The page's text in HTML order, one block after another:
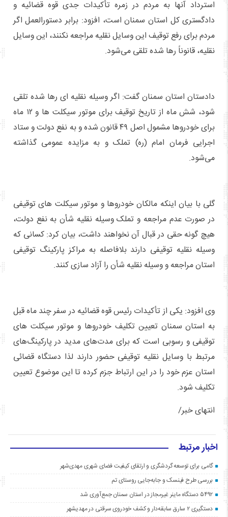
استرداد آنها به مردم در زمره تأکیدات جدی قوه قضائیه و
دادگستری کل استان سمنان است، افزود: برابر دستورالعمل اگر
مردم برای رفع توقیف این وسایل نقلیه مراجعه نکنند، این وسایل
نقلیه، قانوناً رها شده تلقی می‌شود.
دادستان استان سمنان گفت: اگر وسیله نقلیه ای رها شده تلقی
شود، شش ماه از تاریخ توقیف برای موتور سیکلت ها و ۱۲ ماه
برای خودروها مشمول اصل ۴۹ قانون شده و به نفع دولت و ستاد
اجرایی فرمان امام (ره) تملک و به مزایده عمومی گذاشته
می‌شود.
گلی با بیان اینکه مالکان خودروها و موتور سیکلت های توقیفی
در صورت عدم مراجعه و تملک وسیله نقلیه شأن به نفع دولت،
هیچ گونه حقی در قبال آن نخواهند داشت، بیان کرد: کسانی که
وسیله نقلیه توقیفی دارند بلافاصله به مراکز پارکینگ توقیفی
استان مراجعه و وسیله نقلیه شأن را آزاد سازی کنند.
وی افزود: یکی از تأکیدات رئیس قوه قضائیه در سفر چند ماه قبل
به استان سمنان تعیین تکلیف خودروها و موتور سیکلت های
توقیفی و رسوبی است که برای مدت‌های مدید در پارکینگ‌های
مرتبط با وسایل نقلیه توقیفی حضور دارند لذا دستگاه قضائی
استان عزم خود را در این ارتباط جزم کرده تا این موضوع تعیین
تکلیف شود.
انتهای خبر/
اخبار مرتبط
گامی برای توسعه گردشگری و ارتقای کیفیت فضای شهری مهدی‌شهر
بررسی طرح فینسک و جابه‌جایی روستای تم
۵۴۹۲ دستگاه ماینر غیرمجاز در استان سمنان جمع‌آوری شد
دستگیری ۲ سارق سابقه‌دار و کشف خودروی سرقتی در مهدیشهر